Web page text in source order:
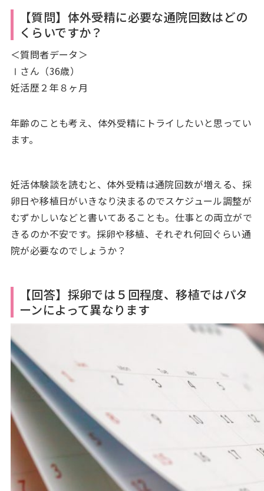
【質問】体外受精に必要な通院回数はどの
くらいですか？
＜質問者データ＞
Ⅰさん（36歳）
妊活歴２年８ヶ月
年齢のことも考え、体外受精にトライしたいと思ってい
ます。
妊活体験談を読むと、体外受精は通院回数が増える、採
卵日や移植日がいきなり決まるのでスケジュール調整が
むずかしいなどと書いてあることも。仕事との両立がで
きるのか不安です。採卵や移植、それぞれ何回ぐらい通
院が必要なのでしょうか？
【回答】採卵では５回程度、移植ではパタ
ーンによって異なります